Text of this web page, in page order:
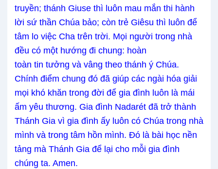
truyền; thánh Giuse thì luôn mau mắn thi hành
lời sứ thần Chúa bảo; còn trẻ Giêsu thì luôn để
tâm lo việc Cha trên trời. Mọi người trong nhà
đều có một hướng đi chung: hoàn
toàn tin tưởng và vâng theo thánh ý Chúa.
Chính điểm chung đó đã giúp các ngài hóa giải
mọi khó khăn trong đời để gia đình luôn là mái
ấm yêu thương. Gia đình Nadarét đã trở thành
Thánh Gia vì gia đình ấy luôn có Chúa trong nhà
mình và trong tâm hồn mình. Đó là bài học nền
tảng mà Thánh Gia để lại cho mỗi gia đình
chúng ta. Amen.